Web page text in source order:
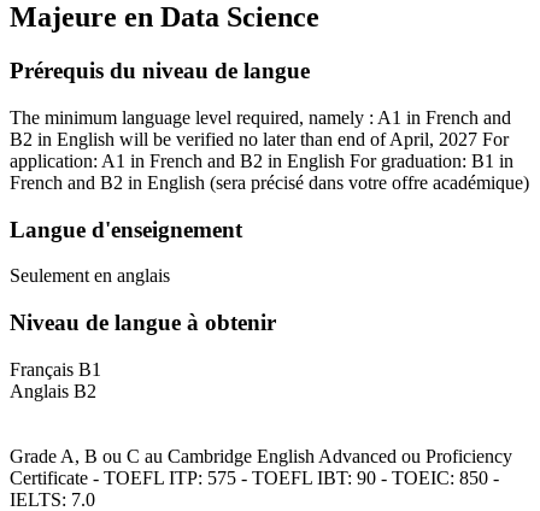
Majeure en Data Science
Prérequis du niveau de langue
The minimum language level required, namely : A1 in French and
B2 in English will be verified no later than end of April, 2027 For
application: A1 in French and B2 in English For graduation: B1 in
French and B2 in English (sera précisé dans votre offre académique)
Langue d'enseignement
Seulement en anglais
Niveau de langue à obtenir
Français B1
Anglais B2
Grade A, B ou C au Cambridge English Advanced ou Proficiency
Certificate - TOEFL ITP: 575 - TOEFL IBT: 90 - TOEIC: 850 -
IELTS: 7.0